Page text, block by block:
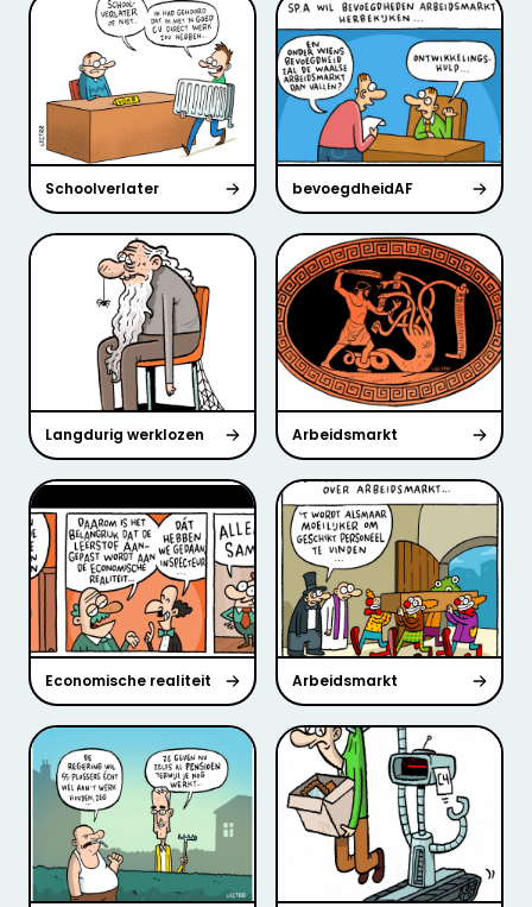
Schoolverlater bevoegdheidAF
Langdurig werklozen Arbeidsmarkt
Economische realiteit Arbeidsmarkt